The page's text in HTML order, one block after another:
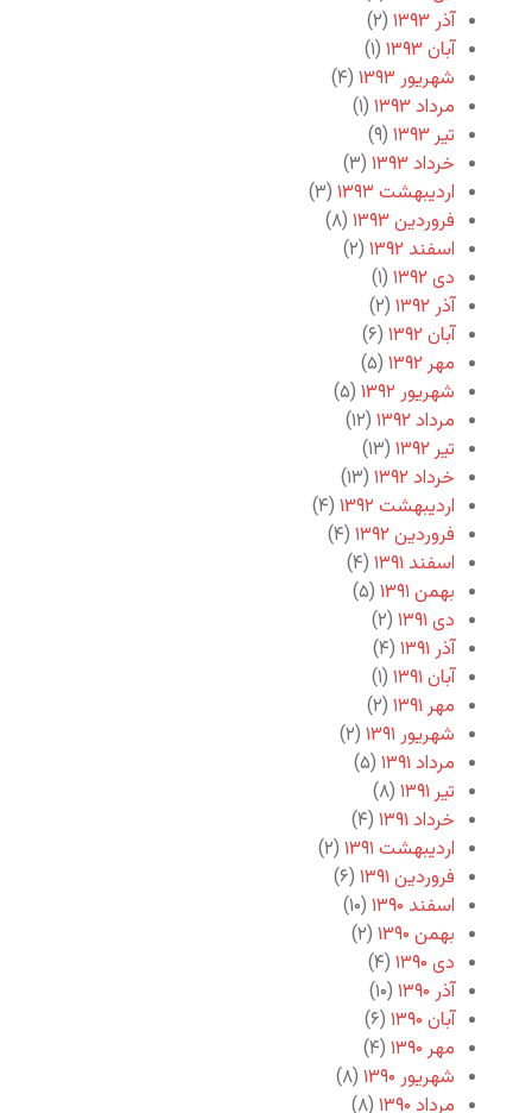
آذر ۱۳۹۳
(۲)
آبان ۱۳۹۳
(۱)
شهریور ۱۳۹۳
(۴)
مرداد ۱۳۹۳
(۱)
تیر ۱۳۹۳
(۹)
خرداد ۱۳۹۳
(۳)
اردیبهشت ۱۳۹۳
(۳)
فروردین ۱۳۹۳
(۸)
اسفند ۱۳۹۲
(۲)
دی ۱۳۹۲
(۱)
آذر ۱۳۹۲
(۲)
آبان ۱۳۹۲
(۶)
مهر ۱۳۹۲
(۵)
شهریور ۱۳۹۲
(۵)
مرداد ۱۳۹۲
(۱۲)
تیر ۱۳۹۲
(۱۳)
خرداد ۱۳۹۲
(۱۳)
اردیبهشت ۱۳۹۲
(۴)
فروردین ۱۳۹۲
(۴)
اسفند ۱۳۹۱
(۴)
بهمن ۱۳۹۱
(۵)
دی ۱۳۹۱
(۲)
آذر ۱۳۹۱
(۴)
آبان ۱۳۹۱
(۱)
مهر ۱۳۹۱
(۲)
شهریور ۱۳۹۱
(۲)
مرداد ۱۳۹۱
(۵)
تیر ۱۳۹۱
(۸)
خرداد ۱۳۹۱
(۴)
اردیبهشت ۱۳۹۱
(۲)
فروردین ۱۳۹۱
(۶)
اسفند ۱۳۹۰
(۱۰)
بهمن ۱۳۹۰
(۲)
دی ۱۳۹۰
(۴)
آذر ۱۳۹۰
(۱۰)
آبان ۱۳۹۰
(۶)
مهر ۱۳۹۰
(۴)
شهریور ۱۳۹۰
(۸)
مرداد ۱۳۹۰
(۸)